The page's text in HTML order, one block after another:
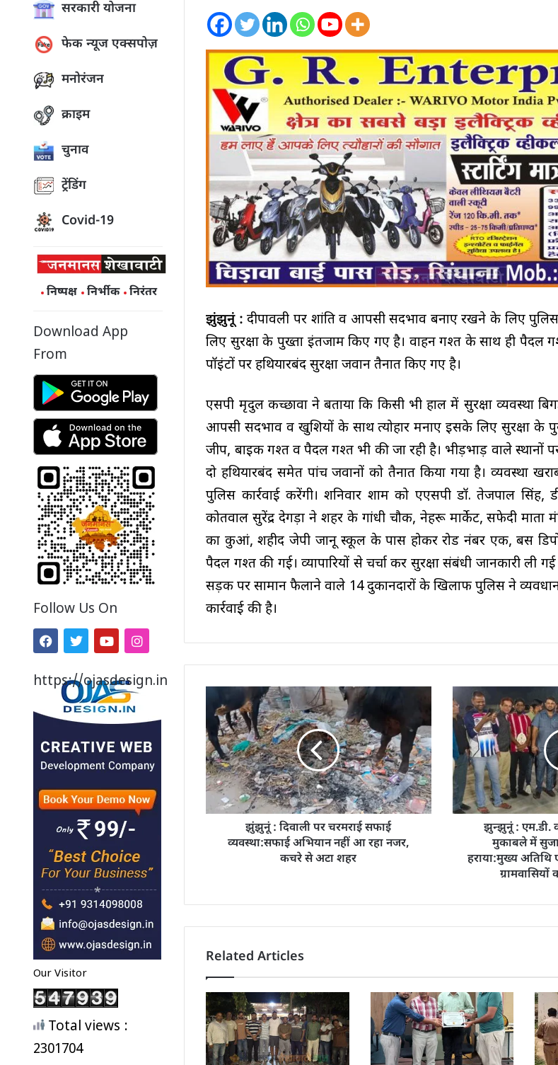
सरकारी योजना
फेक न्यूज एक्सपोज़
मनोरंजन
क्राइम
चुनाव
ट्रेंडिंग
Covid-19
निष्पक्ष निर्भीक निरंतर
Download App
From
Follow Us On
https://ojasdesign.in
Our Visitor
Total views :
2301704
झुंझुनूं : दीपावली पर शांति व आपसी सदभाव बनाए रखने के लिए
लिए सुरक्षा के पुख्ता इंतजाम किए गए है। वाहन गश्त के साथ ही पैदल
पॉइंटों पर हथियारबंद सुरक्षा जवान तैनात किए गए है।
एसपी मृदुल कच्छावा ने बताया कि किसी भी हाल में सुरक्षा व्यवस्था
आपसी सदभाव व खुशियों के साथ त्योहार मनाए इसके लिए सुरक्षा के
जीप, बाइक गश्त व पैदल गश्त भी की जा रही है। भीड़भाड़ वाले स्थानों
दो हथियारबंद समेत पांच जवानों को तैनात किया गया है। व्यवस्था
पुलिस कार्रवाई करेंगी। शनिवार शाम को एएसपी डॉ. तेजपाल सिंह,
कोतवाल सुरेंद्र देगड़ा ने शहर के गांधी चौक, नेहरू मार्केट, सफेदी माता
का कुआं, शहीद जेपी जानू स्कूल के पास होकर रोड नंबर एक, बस
पैदल गश्त की गई। व्यापारियों से चर्चा कर सुरक्षा संबंधी जानकारी ली
सड़क पर सामान फैलाने वाले 14 दुकानदारों के खिलाफ पुलिस ने
कार्रवाई की है।
झुंझुनूं : दिवाली पर चरमराई सफाई
व्यवस्था:सफाई अभियान नहीं आ रहा नजर,
कचरे से अटा शहर
झुन्झुनूं : एम.डी.
मुकाबले में
हराया:मुख्य अतिथि
Related Articles